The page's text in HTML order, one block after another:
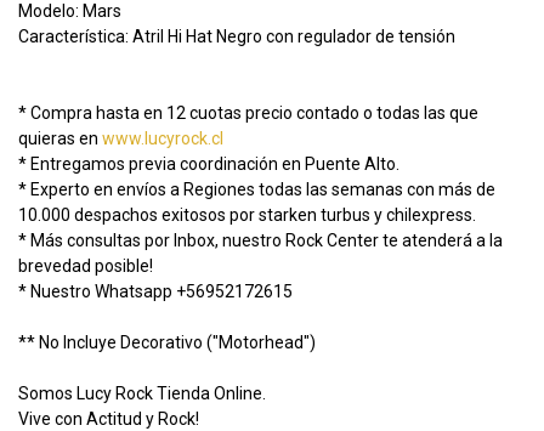
Modelo: Mars
Característica: Atril Hi Hat Negro con regulador de tensión
* Compra hasta en 12 cuotas precio contado o todas las que
quieras en www.lucyrock.cl
* Entregamos previa coordinación en Puente Alto.
* Experto en envíos a Regiones todas las semanas con más de
10.000 despachos exitosos por starken turbus y chilexpress.
* Más consultas por Inbox, nuestro Rock Center te atenderá a la
brevedad posible!
* Nuestro Whatsapp +56952172615
** No Incluye Decorativo ("Motorhead")
Somos Lucy Rock Tienda Online.
Vive con Actitud y Rock!